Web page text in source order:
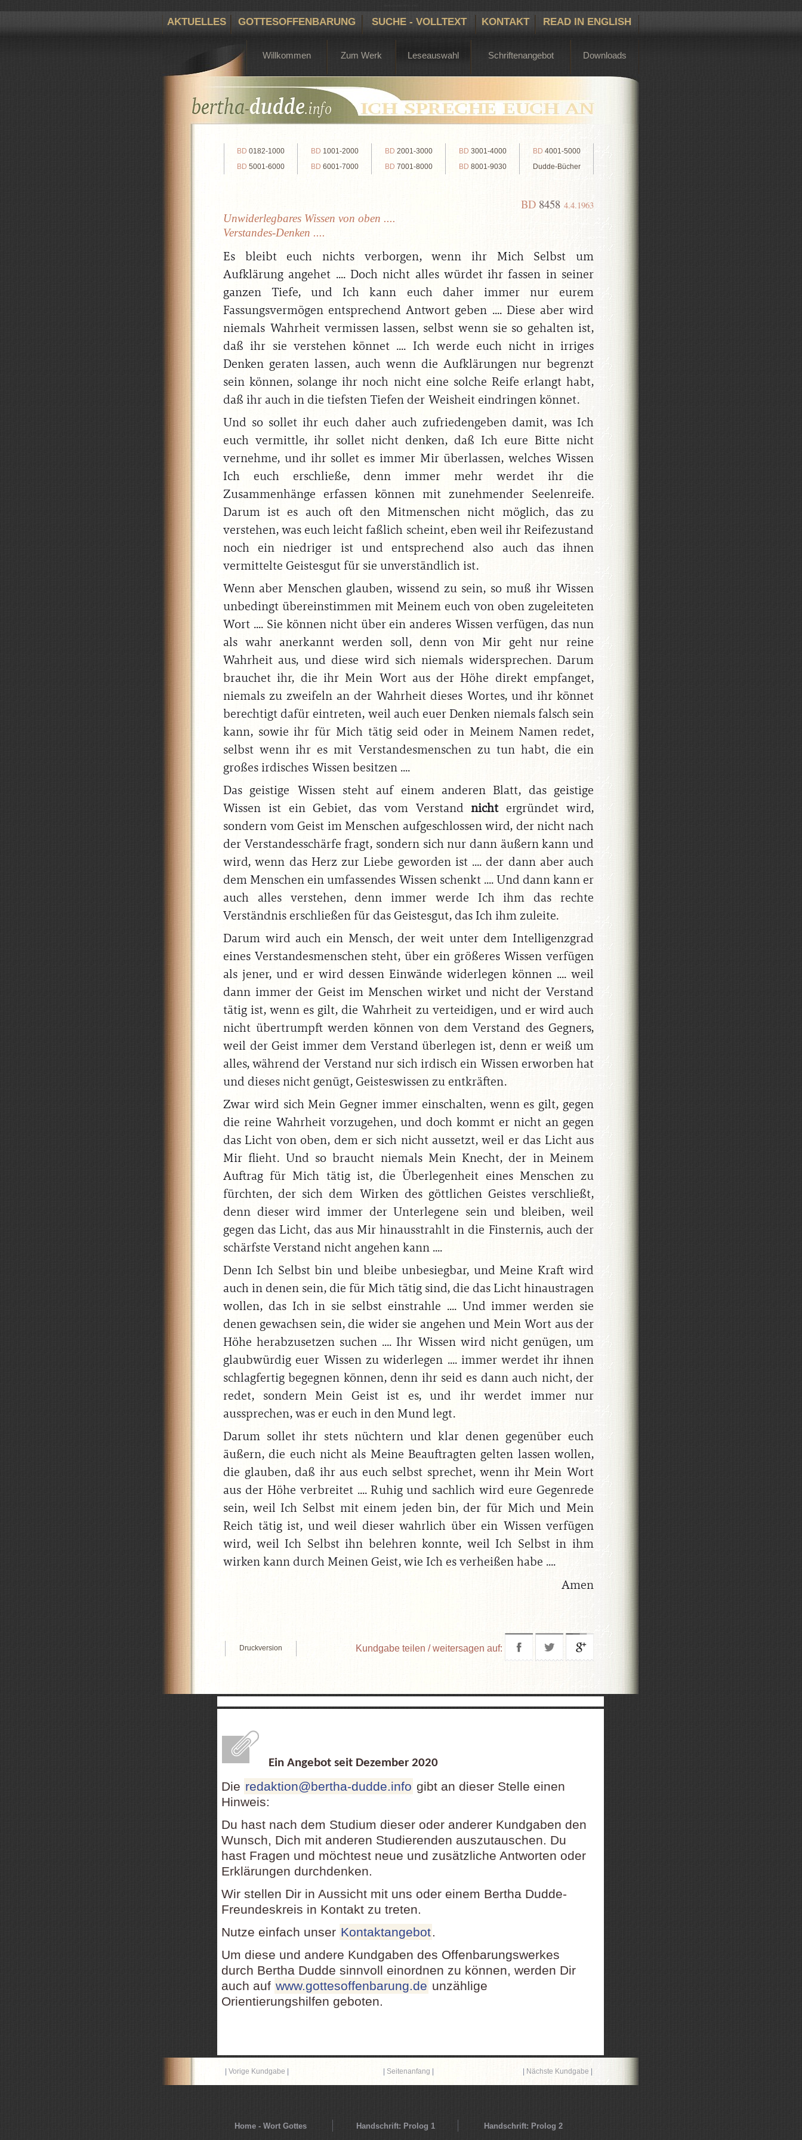
AKTUELLES GOTTESOFFENBARUNG SUCHE - VOLLTEXT KONTAKT READ IN ENGLISH
Willkommen Zum Werk Leseauswahl Schriftenangebot Downloads
BD 0182-1000 BD 1001-2000 BD 2001-3000 BD 3001-4000 BD 4001-5000
BD 5001-6000 BD 6001-7000 BD 7001-8000 BD 8001-9030 Dudde-Bücher
BD 8458 4.4.1963
Unwiderlegbares Wissen von oben ....
Verstandes-Denken ....
Es bleibt euch nichts verborgen, wenn ihr Mich Selbst um
Aufklärung angehet .... Doch nicht alles würdet ihr fassen in seiner
ganzen Tiefe, und Ich kann euch daher immer nur eurem
Fassungsvermögen entsprechend Antwort geben .... Diese aber wird
niemals Wahrheit vermissen lassen, selbst wenn sie so gehalten ist,
daß ihr sie verstehen könnet .... Ich werde euch nicht in irriges
Denken geraten lassen, auch wenn die Aufklärungen nur begrenzt
sein können, solange ihr noch nicht eine solche Reife erlangt habt,
daß ihr auch in die tiefsten Tiefen der Weisheit eindringen könnet.
Und so sollet ihr euch daher auch zufriedengeben damit, was Ich
euch vermittle, ihr sollet nicht denken, daß Ich eure Bitte nicht
vernehme, und ihr sollet es immer Mir überlassen, welches Wissen
Ich euch erschließe, denn immer mehr werdet ihr die
Zusammenhänge erfassen können mit zunehmender Seelenreife.
Darum ist es auch oft den Mitmenschen nicht möglich, das zu
verstehen, was euch leicht faßlich scheint, eben weil ihr Reifezustand
noch ein niedriger ist und entsprechend also auch das ihnen
vermittelte Geistesgut für sie unverständlich ist.
Wenn aber Menschen glauben, wissend zu sein, so muß ihr Wissen
unbedingt übereinstimmen mit Meinem euch von oben zugeleiteten
Wort .... Sie können nicht über ein anderes Wissen verfügen, das nun
als wahr anerkannt werden soll, denn von Mir geht nur reine
Wahrheit aus, und diese wird sich niemals widersprechen. Darum
brauchet ihr, die ihr Mein Wort aus der Höhe direkt empfanget,
niemals zu zweifeln an der Wahrheit dieses Wortes, und ihr könnet
berechtigt dafür eintreten, weil auch euer Denken niemals falsch sein
kann, sowie ihr für Mich tätig seid oder in Meinem Namen redet,
selbst wenn ihr es mit Verstandesmenschen zu tun habt, die ein
großes irdisches Wissen besitzen ....
Das geistige Wissen steht auf einem anderen Blatt, das geistige
Wissen ist ein Gebiet, das vom Verstand nichtergründet wird,
sondern vom Geist im Menschen aufgeschlossen wird, der nicht nach
der Verstandesschärfe fragt, sondern sich nur dann äußern kann und
wird, wenn das Herz zur Liebe geworden ist .... der dann aber auch
dem Menschen ein umfassendes Wissen schenkt .... Und dann kann er
auch alles verstehen, denn immer werde Ich ihm das rechte
Verständnis erschließen für das Geistesgut, das Ich ihm zuleite.
Darum wird auch ein Mensch, der weit unter dem Intelligenzgrad
eines Verstandesmenschen steht, über ein größeres Wissen verfügen
als jener, und er wird dessen Einwände widerlegen können .... weil
dann immer der Geist im Menschen wirket und nicht der Verstand
tätig ist, wenn es gilt, die Wahrheit zu verteidigen, und er wird auch
nicht übertrumpft werden können von dem Verstand des Gegners,
weil der Geist immer dem Verstand überlegen ist, denn er weiß um
alles, während der Verstand nur sich irdisch ein Wissen erworben hat
und dieses nicht genügt, Geisteswissen zu entkräften.
Zwar wird sich Mein Gegner immer einschalten, wenn es gilt, gegen
die reine Wahrheit vorzugehen, und doch kommt er nicht an gegen
das Licht von oben, dem er sich nicht aussetzt, weil er das Licht aus
Mir flieht. Und so braucht niemals Mein Knecht, der in Meinem
Auftrag für Mich tätig ist, die Überlegenheit eines Menschen zu
fürchten, der sich dem Wirken des göttlichen Geistes verschließt,
denn dieser wird immer der Unterlegene sein und bleiben, weil
gegen das Licht, das aus Mir hinausstrahlt in die Finsternis, auch der
schärfste Verstand nicht angehen kann ....
Denn Ich Selbst bin und bleibe unbesiegbar, und Meine Kraft wird
auch in denen sein, die für Mich tätig sind, die das Licht hinaustragen
wollen, das Ich in sie selbst einstrahle .... Und immer werden sie
denen gewachsen sein, die wider sie angehen und Mein Wort aus der
Höhe herabzusetzen suchen .... Ihr Wissen wird nicht genügen, um
glaubwürdig euer Wissen zu widerlegen .... immer werdet ihr ihnen
schlagfertig begegnen können, denn ihr seid es dann auch nicht, der
redet, sondern Mein Geist ist es, und ihr werdet immer nur
aussprechen, was er euch in den Mund legt.
Darum sollet ihr stets nüchtern und klar denen gegenüber euch
äußern, die euch nicht als Meine Beauftragten gelten lassen wollen,
die glauben, daß ihr aus euch selbst sprechet, wenn ihr Mein Wort
aus der Höhe verbreitet .... Ruhig und sachlich wird eure Gegenrede
sein, weil Ich Selbst mit einem jeden bin, der für Mich und Mein
Reich tätig ist, und weil dieser wahrlich über ein Wissen verfügen
wird, weil Ich Selbst ihn belehren konnte, weil Ich Selbst in ihm
wirken kann durch Meinen Geist, wie Ich es verheißen habe ....
Amen
Druckversion Kundgabe teilen / weitersagen auf:
Ein Angebot seit Dezember 2020
Die redaktion@bertha-dudde.info gibt an dieser Stelle einen
Hinweis:
Du hast nach dem Studium dieser oder anderer Kundgaben den
Wunsch, Dich mit anderen Studierenden auszutauschen. Du
hast Fragen und möchtest neue und zusätzliche Antworten oder
Erklärungen durchdenken.
Wir stellen Dir in Aussicht mit uns oder einem Bertha Dudde-
Freundeskreis in Kontakt zu treten.
Nutze einfach unser Kontaktangebot.
Um diese und andere Kundgaben des Offenbarungswerkes
durch Bertha Dudde sinnvoll einordnen zu können, werden Dir
auch auf www.gottesoffenbarung.de unzählige
Orientierungshilfen geboten.
Vorige Kundgabe Seitenanfang Nächste Kundgabe
Home - Wort Gottes Handschrift: Prolog 1 Handschrift: Prolog 2